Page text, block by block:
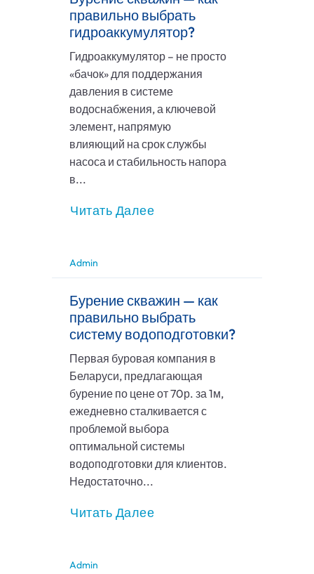
правильно выбрать
гидроаккумулятор?
Гидроаккумулятор – не просто
«бачок» для поддержания
давления в системе
водоснабжения, а ключевой
элемент, напрямую
влияющий на срок службы
насоса и стабильность напора
в...
Читать Далее
Admin
Бурение скважин — как
правильно выбрать
систему водоподготовки?
Первая буровая компания в
Беларуси, предлагающая
бурение по цене от 70р. за 1м,
ежедневно сталкивается с
проблемой выбора
оптимальной системы
водоподготовки для клиентов.
Недостаточно...
Читать Далее
Admin